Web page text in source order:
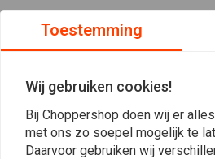
waterdicht membraan en een Vibram
textiel en voldoet aan de EN ISO
comfort.
Kenmerken:
Lees meer
Toestemming
Wij gebruiken cookies!
Bij Choppershop doen wij er
met ons zo soepel mogelijk te
Daarvoor gebruiken wij